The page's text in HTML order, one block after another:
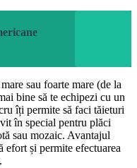
sau foarte mare (de la
bine să te echipezi cu un
îți permite să faci tăieturi
în special pentru plăci
sau mozaic. Avantajul
efort și permite efectuarea